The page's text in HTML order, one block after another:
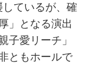
しているが、確
」となる演出
子愛リーチ」
ともホールで